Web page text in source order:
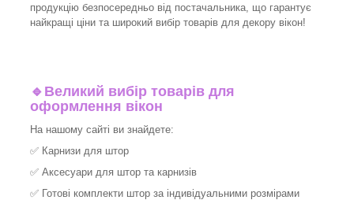
продукцію безпосередньо від постачальника, що гарантує
найкращі ціни та широкий вибір товарів для декору вікон!​
🔹 Великий вибір товарів для
оформлення вікон
На нашому сайті ви знайдете:
✅ Карнизи для штор
✅ Аксесуари для штор та карнизів
✅ Готові комплекти штор за індивідуальними розмірами